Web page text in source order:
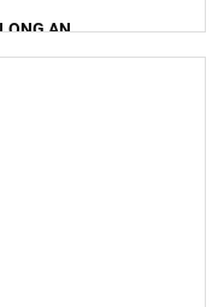
AN
Việt Nam